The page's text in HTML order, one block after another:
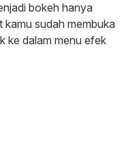
bokeh hanya
kamu sudah membuka
ke dalam menu efek